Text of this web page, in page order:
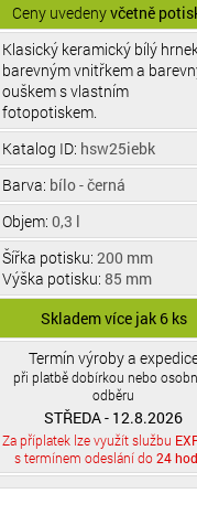
Ceny uvedenyvčetně
Klasický keramický bílý
barevným vnitřkem a
ouškem s vlastním
fotopotiskem.
Katalog ID: hsw25iebk
Barva: bílo - černá
Objem: 0,3 l
Šířka potisku: 200 mm
Výška potisku: 85 mm
Skladem více jak 6 ks
Termín výroby a
při platbě dobírkou nebo
odběru
STŘEDA - 12.8.2026
Za příplatek lze využít službu
s termínem odeslání do24